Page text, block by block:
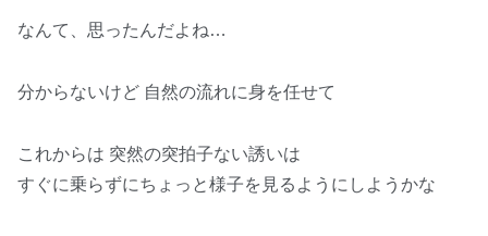
なんて、思ったんだよね…
分からないけど 自然の流れに身を任せて
これからは 突然の突拍子ない誘いは
すぐに乗らずにちょっと様子を見るようにしようかな